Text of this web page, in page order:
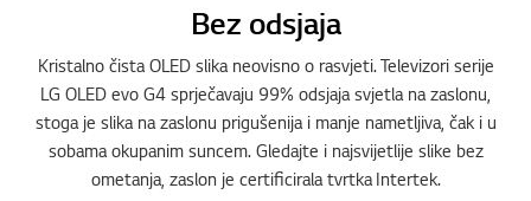
Bez odsjaja
Kristalno čista OLED slika neovisno o rasvjeti. Televizori serije
LG OLED evo G4 sprječavaju 99% odsjaja svjetla na zaslonu,
stoga je slika na zaslonu prigušenija i manje nametljiva, čak i u
sobama okupanim suncem. Gledajte i najsvijetlije slike bez
ometanja, zaslon je certificirala tvrtka Intertek.